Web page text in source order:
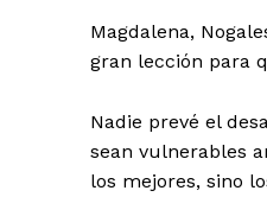
Magdalena,
gran lección para
Nadie prevé el
sean vulnerables
los mejores, sino